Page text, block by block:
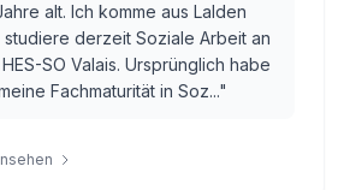
alt. Ich komme aus Lalden
studiere derzeit Soziale Arbeit an
SO Valais. Ursprünglich habe
Fachmaturität in Soz..."